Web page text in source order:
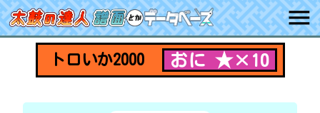
トロいか2000 おに ★×10